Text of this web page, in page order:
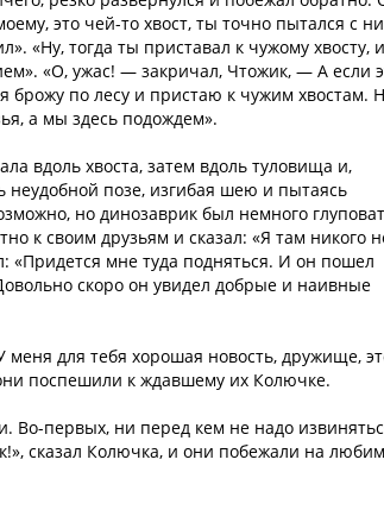
это чей-то хвост, ты точно пытался с
«Ну, тогда ты приставал к чужому хвосту,
«О, ужас! — закричал, Чтожик, — А если
брожу по лесу и пристаю к чужим хвостам.
а мы здесь подождем».
вдоль хвоста, затем вдоль туловища и,
неудобной позе, изгибая шею и пытаясь
но динозаврик был немного
к своим друзьям и сказал: «Я там никого
«Придется мне туда подняться. И он пошел
скоро он увидел добрые и наивные
меня для тебя хорошая новость, дружище,
поспешили к ждавшему их Колючке.
Во-первых, ни перед кем не надо
сказал Колючка, и они побежали на